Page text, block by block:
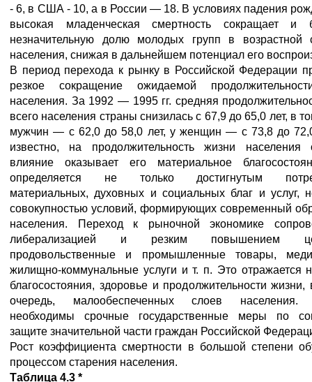
- 6, в США - 10, а в России — 18. В условиях падения
высокая младенческая смертность сокращает и
незначительную долю молодых групп в возрастной
населения, снижая в дальнейшем потенциал его
В период перехода к рынку в Российской Федерации
резкое сокращение ожидаемой
населения. За 1992 — 1995 гг. средняя
всего населения страны снизилась с 67,9 до 65,0 лет, в
мужчин — с 62,0 до 58,0 лет, у женщин — с 73,8 до
известно, на продолжительность жизни населения
влияние оказывает его материальное
определяется не только достигнутым
материальных, духовных и социальных благ и услуг,
совокупностью условий, формирующих современный
населения. Переход к рыночной экономике
либерализацией и резким повышением
продовольственные и промышленные товары,
жилищно-коммунальные услуги и т. п. Это отражается
благосостояния, здоровье и продолжительности
очередь, малообеспеченных слоев населения.
необходимы срочные государственные меры по
защите значительной части граждан Российской
Рост коэффициента смертности в большой степени
процессом старения населения.
Таблица 4.3 *